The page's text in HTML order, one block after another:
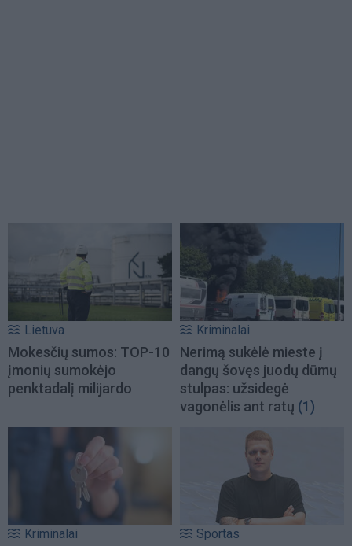
Lietuva
Mokesčių sumos: TOP-10
įmonių sumokėjo
penktadalį milijardo
Kriminalai
Nerimą sukėlė mieste į
dangų šovęs juodų dūmų
stulpas: užsidegė
vagonėlis ant ratų (1)
Kriminalai Sportas